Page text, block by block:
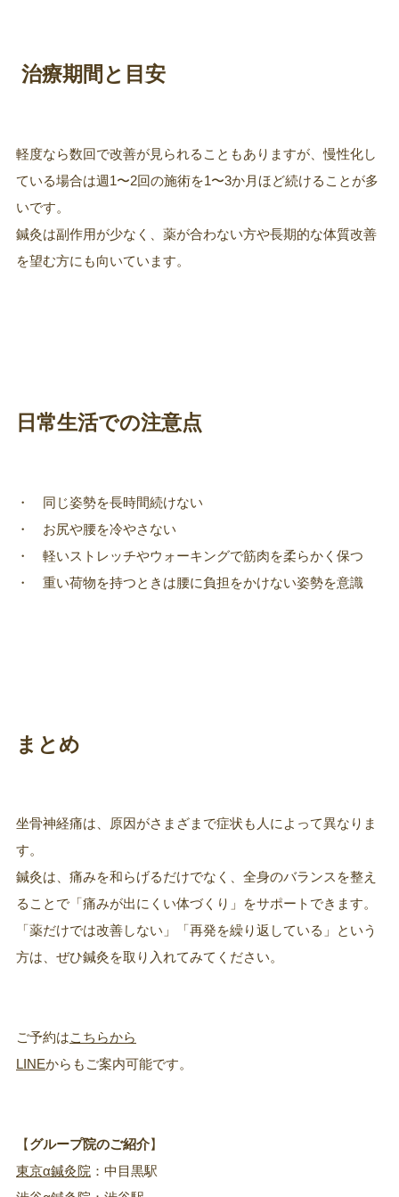
治療期間と目安
軽度なら数回で改善が見られることもありますが、慢性化し
ている場合は週1〜2回の施術を1〜3か月ほど続けることが多
いです。
鍼灸は副作用が少なく、薬が合わない方や長期的な体質改善
を望む方にも向いています。
日常生活での注意点
・ 同じ姿勢を長時間続けない
・ お尻や腰を冷やさない
・ 軽いストレッチやウォーキングで筋肉を柔らかく保つ
・ 重い荷物を持つときは腰に負担をかけない姿勢を意識
まとめ
坐骨神経痛は、原因がさまざまで症状も人によって異なりま
す。
鍼灸は、痛みを和らげるだけでなく、全身のバランスを整え
ることで「痛みが出にくい体づくり」をサポートできます。
「薬だけでは改善しない」「再発を繰り返している」という
方は、ぜひ鍼灸を取り入れてみてください。
ご予約はこちらから
LINEからもご案内可能です。
【 グループ院のご紹介】
東京α鍼灸院 ：中目黒駅